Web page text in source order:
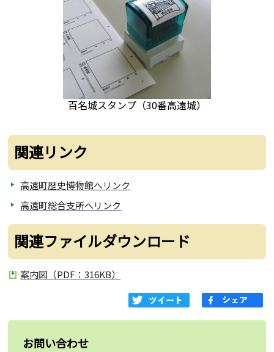
百名城スタンプ（30番高遠城）
関連リンク
高遠町歴史博物館へリンク
高遠町総合支所へリンク
関連ファイルダウンロード
案内図（PDF：316KB）
お問い合わせ